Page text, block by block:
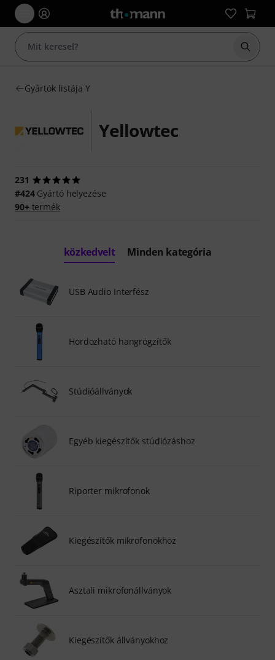
Gyártók listája Y
Yellowtec
231
#424Gyártó helyezése
90+termék
közkedvelt Minden kategória
USB Audio Interfész
Hordozható hangrögzítők
Stúdióállványok
Egyéb kiegészítők stúdiózáshoz
Riporter mikrofonok
Kiegészítők mikrofonokhoz
Asztali mikrofonállványok
Kiegészítők állványokhoz